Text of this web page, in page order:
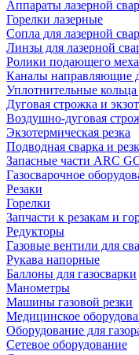
Аппараты лазерной
Горелки лазерные
Сопла для лазерной
Линзы для лазерной
Ролики подающего
Каналы направляющие
Уплотнительные кольца
Дуговая строжка и
Воздушно-дуговая
Экзотермическая резка
Подводная сварка и
Запасные части ARC
Газосварочное
Резаки
Горелки
Запчасти к резакам и
Редукторы
Газовые вентили для
Рукава напорные
Баллоны для газосварки
Манометры
Машины газовой резки
Медицинское
Оборудование для
Сетевое оборудование